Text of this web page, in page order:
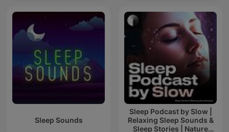
Sleep Sounds
Sleep Podcast by Slow |
Relaxing Sleep Sounds &
Sleep Stories | Nature